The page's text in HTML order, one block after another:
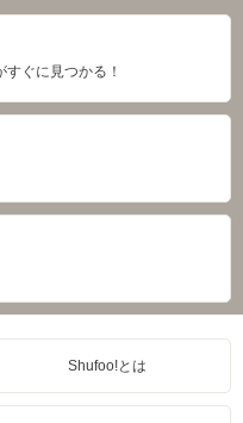
ぐに見つかる！
Shufoo!とは